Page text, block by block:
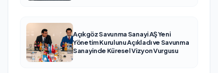
Açıkgöz Savunma Sanayi AŞ Yeni
Yönetim Kurulunu Açıkladı ve Savunma
Sanayinde Küresel Vizyon Vurgusu